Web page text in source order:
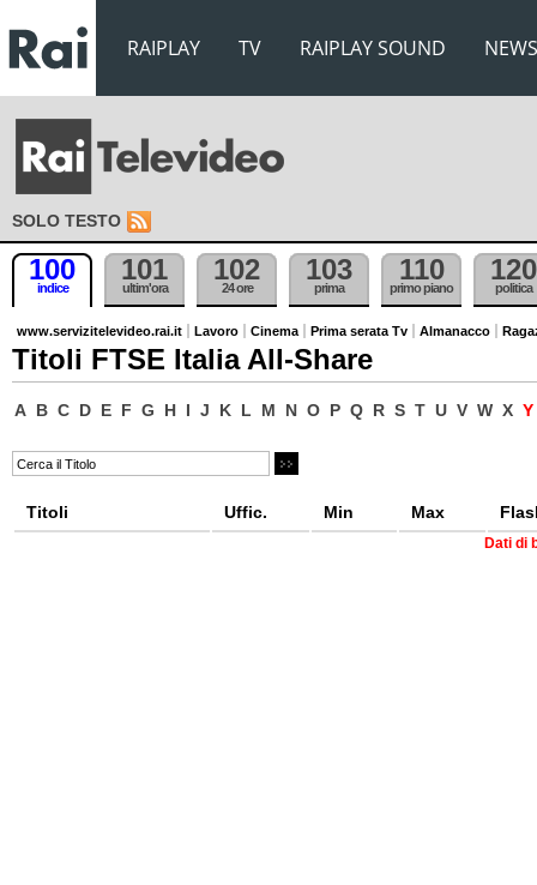
RAIPLAY TV RAIPLAY SOUND NEWS
SOLO TESTO
100
indice
101
ultim'ora
102
24 ore
103
prima
110
primo piano
120
politica
www.servizitelevideo.rai.it Lavoro Cinema Prima serata Tv Almanacco
Titoli FTSE Italia All-Share
A B C D E F G H I J K L M N O P Q R S T U V W X Y
Titoli Uffic. Min Max
Dati di